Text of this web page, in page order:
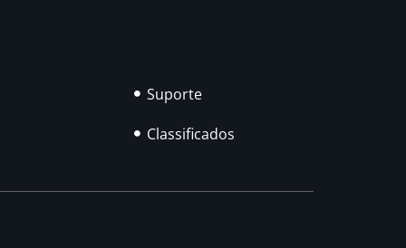
Suporte
Classificados